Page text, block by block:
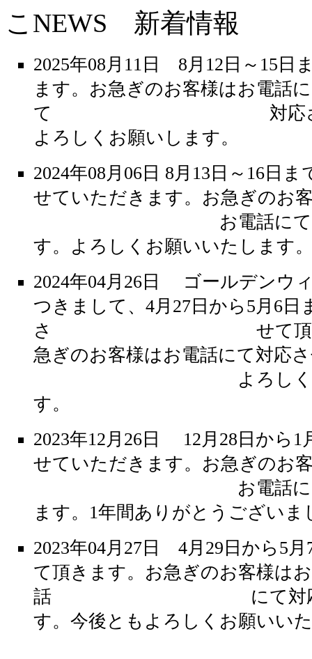
こNEWS 新着情報
2025年08月11日 8月12日～15日
ます。お急ぎのお客様はお電話に
て 対応させて
よろしくお願いします。
2024年08月06日 8月13日～16日
せていただきます。お急ぎのお
お電話にて対応さ
す。よろしくお願いいたします
2024年04月26日 ゴールデンウ
つきまして、4月27日から5月6日
さ せて頂いてお
急ぎのお客様はお電話にて対応
よろしくお願い
す。
2023年12月26日 12月28日から1
せていただきます。お急ぎのお
お電話にて対応
ます。1年間ありがとうござい
2023年04月27日 4月29日から5
て頂きます。お急ぎのお客様は
話 にて対応させ
す。今後ともよろしくお願いい